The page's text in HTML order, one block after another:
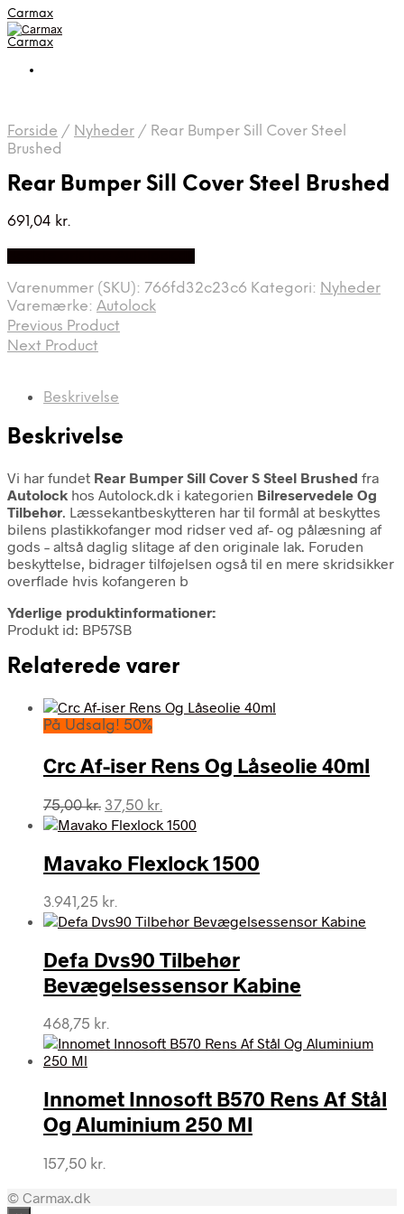
Carmax
Carmax
Forside / Nyheder / Rear Bumper Sill Cover Steel
Brushed
Rear Bumper Sill Cover Steel Brushed
691,04 kr.
Varenummer (SKU): 766fd32c23c6 Kategori: Nyheder
Varemærke: Autolock
Previous Product
Next Product
Beskrivelse
Beskrivelse
Vi har fundet Rear Bumper Sill Cover S Steel Brushed fra
Autolock hos Autolock.dk i kategorien Bilreservedele Og
Tilbehør. Læssekantbeskytteren har til formål at beskyttes
bilens plastikkofanger mod ridser ved af- og pålæsning af
gods – altså daglig slitage af den originale lak. Foruden
beskyttelse, bidrager tilføjelsen også til en mere skridsikker
overflade hvis kofangeren b
Yderlige produktinformationer:
Produkt id: BP57SB
Relaterede varer
På Udsalg! 50%
Crc Af-iser Rens Og Låseolie 40ml
75,00kr. Den
oprindelige
var:
75,00 kr..
37,50 kr.
aktuelle
er:
37,50 kr..
Mavako Flexlock 1500
3.941,25 kr.
Defa Dvs90 Tilbehør
Bevægelsessensor Kabine
468,75 kr.
Innomet Innosoft B570 Rens Af Stål
Og Aluminium 250 Ml
157,50 kr.
© Carmax.dk